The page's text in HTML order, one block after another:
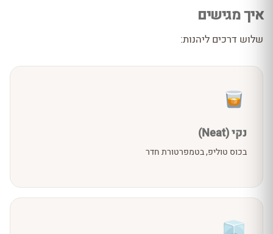
איך מגישים
שלוש דרכים ליהנות:
נקי (Neat)
בכוס טוליפ, בטמפרטורת חדר